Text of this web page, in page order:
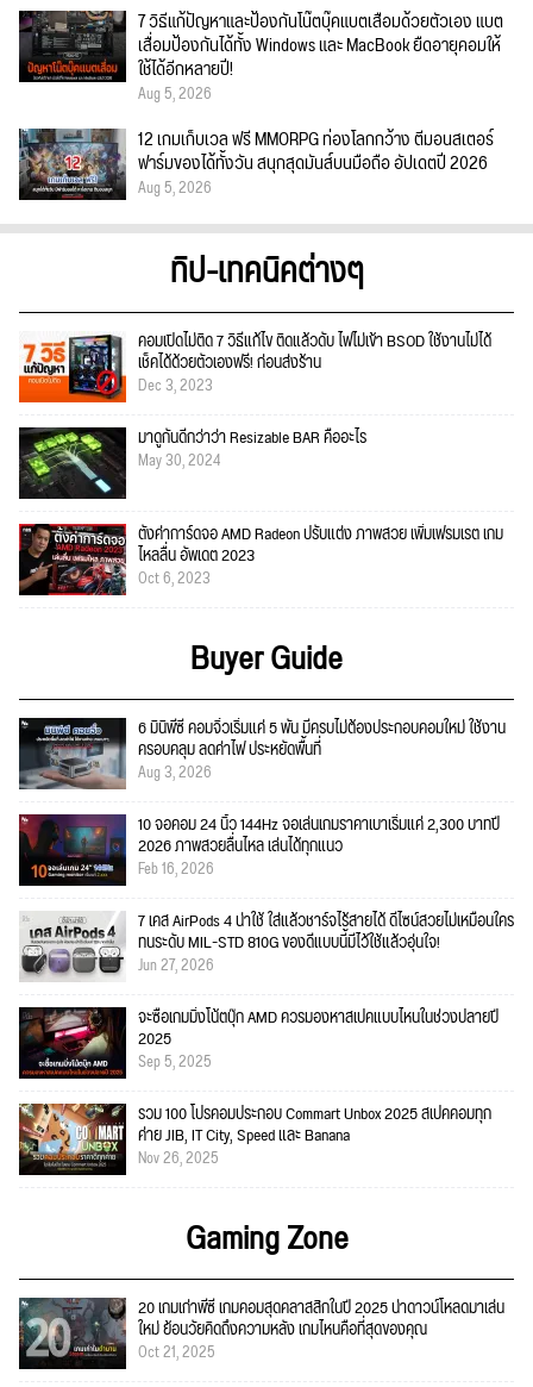
7 วิธีแก้ปัญหาและป้องกันโน๊ตบุ๊คแบตเสื่อมด้วยตัวเอง แบต
เสื่อมป้องกันได้ทั้ง Windows และ MacBook ยืดอายุคอมให้
ใช้ได้อีกหลายปี!
Aug 5, 2026
12 เกมเก็บเวล ฟรี MMORPG ท่องโลกกว้าง ตีมอนสเตอร์
ฟาร์มของได้ทั้งวัน สนุกสุดมันส์บนมือถือ อัปเดตปี 2026
Aug 5, 2026
ทิป-เทคนิคต่างๆ
คอมเปิดไม่ติด 7 วิธีแก้ไข ติดแล้วดับ ไฟไม่เข้า BSOD ใช้งานไม่ได้
เช็คได้ด้วยตัวเองฟรี! ก่อนส่งร้าน
Dec 3, 2023
มาดูกันดีกว่าว่า Resizable BAR คืออะไร
May 30, 2024
ตั้งค่าการ์ดจอ AMD Radeon ปรับแต่ง ภาพสวย เพิ่มเฟรมเรต เกม
ไหลลื่น อัพเดต 2023
Oct 6, 2023
Buyer Guide
6 มินิพีซี คอมจิ๋วเริ่มแค่ 5 พัน มีครบไม่ต้องประกอบคอมใหม่ ใช้งาน
ครอบคลุม ลดค่าไฟ ประหยัดพื้นที่
Aug 3, 2026
10 จอคอม 24 นิ้ว 144Hz จอเล่นเกมราคาเบาเริ่มแค่ 2,300 บาทปี
2026 ภาพสวยลื่นไหล เล่นได้ทุกแนว
Feb 16, 2026
7 เคส AirPods 4 น่าใช้ ใส่แล้วชาร์จไร้สายได้ ดีไซน์สวยไม่เหมือนใคร
ทนระดับ MIL-STD 810G ของดีแบบนี้มีไว้ใช้แล้วอุ่นใจ!
Jun 27, 2026
จะซื้อเกมมิ่งโน้ตบุ๊ก AMD ควรมองหาสเปคแบบไหนในช่วงปลายปี
2025
Sep 5, 2025
รวม 100 โปรคอมประกอบ Commart Unbox 2025 สเปคคอมทุก
ค่าย JIB, IT City, Speed และ Banana
Nov 26, 2025
Gaming Zone
20 เกมเก่าพีซี เกมคอมสุดคลาสสิกในปี 2025 น่าดาวน์โหลดมาเล่น
ใหม่ ย้อนวัยคิดถึงความหลัง เกมไหนคือที่สุดของคุณ
Oct 21, 2025